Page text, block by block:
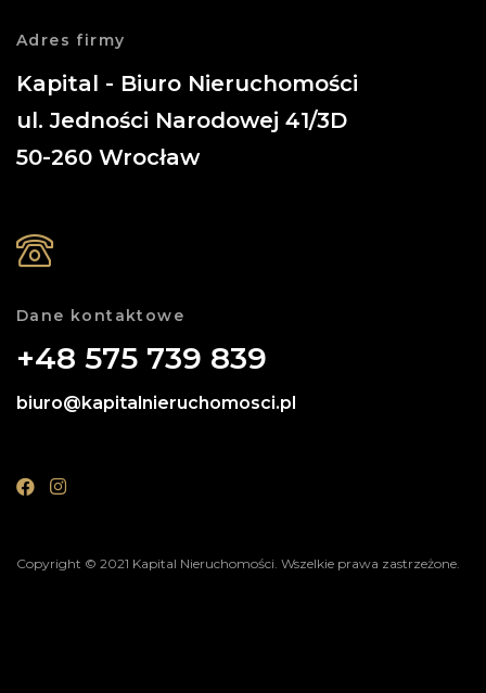
Adres firmy
Kapital - Biuro Nieruchomości
ul. Jedności Narodowej 41/3D
50-260 Wrocław
Dane kontaktowe
+48 575 739 839
biuro@kapitalnieruchomosci.pl
Copyright © 2021 Kapital Nieruchomości. Wszelkie prawa zastrzeżone.